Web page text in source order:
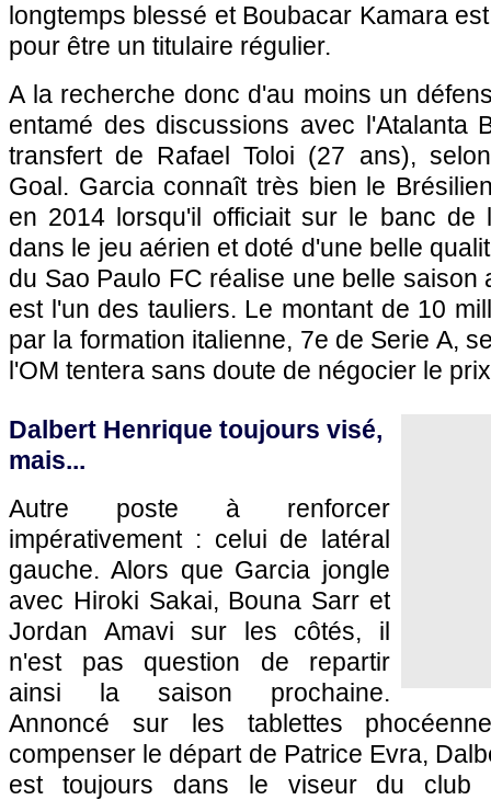
longtemps blessé et Boubacar Kamara
pour être un titulaire régulier.
A la recherche donc d'au moins un
entamé des discussions avec l'Atalanta
transfert de Rafael Toloi (27 ans),
Goal. Garcia connaît très bien le
en 2014 lorsqu'il officiait sur le banc de
dans le jeu aérien et doté d'une belle
du Sao Paulo FC réalise une belle saison
est l'un des tauliers. Le montant de 10
par la formation italienne, 7e de Serie A,
l'OM tentera sans doute de négocier le
Dalbert Henrique toujours visé,
mais...
Autre poste à renforcer
impérativement : celui de latéral
gauche. Alors que Garcia jongle
avec Hiroki Sakai, Bouna Sarr et
Jordan Amavi sur les côtés, il
n'est pas question de repartir
ainsi la saison prochaine.
Annoncé sur les tablettes
compenser le départ de Patrice Evra,
est toujours dans le viseur du club